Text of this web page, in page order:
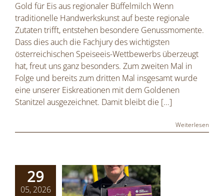
Gold für Eis aus regionaler Büffelmilch Wenn
traditionelle Handwerkskunst auf beste regionale
Zutaten trifft, entstehen besondere Genussmomente.
Dass dies auch die Fachjury des wichtigsten
österreichischen Speiseeis-Wettbewerbs überzeugt
hat, freut uns ganz besonders. Zum zweiten Mal in
Folge und bereits zum dritten Mal insgesamt wurde
eine unserer Eiskreationen mit dem Goldenen
Stanitzel ausgezeichnet. Damit bleibt die [...]
Weiterlesen
29
05, 2026